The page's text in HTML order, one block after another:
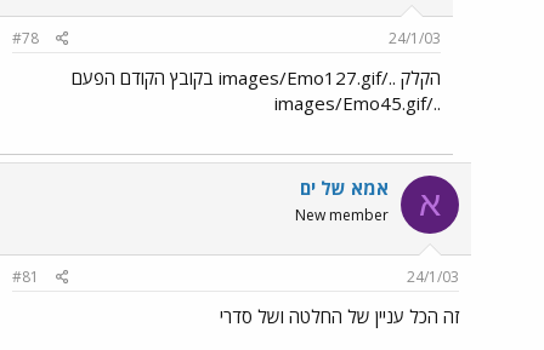
24/1/03
#78
הקלק ../images/Emo127.gif בקובץ הקודם הפעם
../images/Emo45.gif
א אמא של ים
New member
24/1/03
#81
זה הכל עניין של החלטה ושל סדרי